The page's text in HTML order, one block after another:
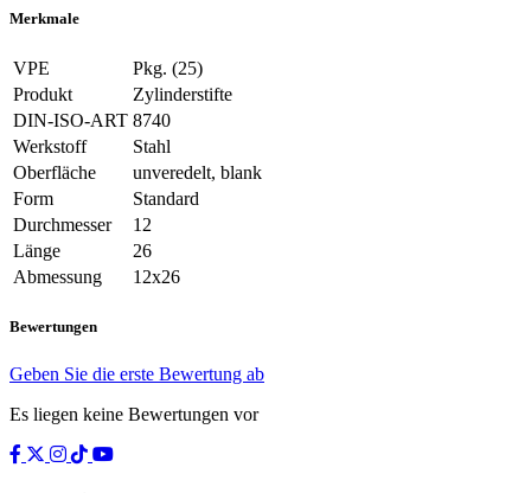
Merkmale
VPE
Pkg. (25)
Produkt
Zylinderstifte
DIN-ISO-ART 8740
Werkstoff
Stahl
Oberfläche
unveredelt, blank
Form
Standard
Durchmesser
12
Länge
26
Abmessung
12x26
Bewertungen
Geben Sie die erste Bewertung ab
Es liegen keine Bewertungen vor